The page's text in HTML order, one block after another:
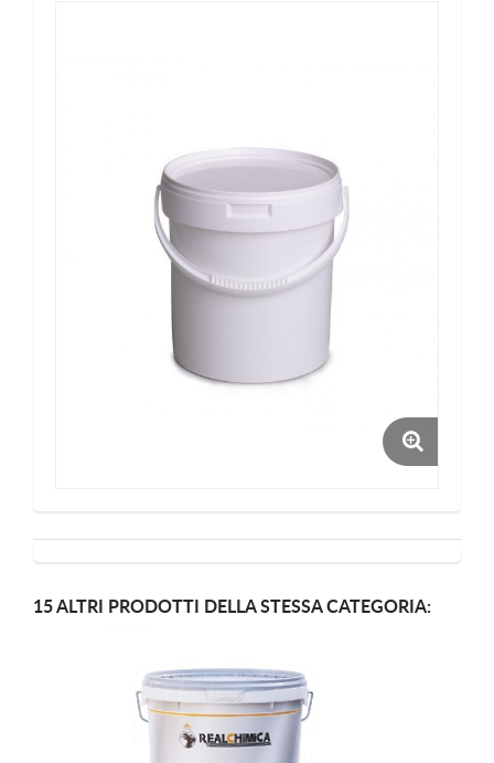
15 ALTRI PRODOTTI DELLA STESSA CATEGORIA: